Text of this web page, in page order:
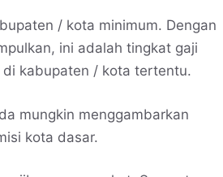
/ kota minimum. Dengan
ini adalah tingkat gaji
kabupaten / kota tertentu.
mungkin menggambarkan
kota dasar.